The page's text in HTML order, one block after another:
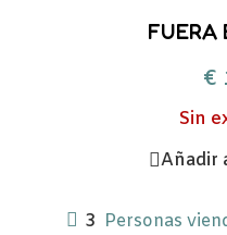
FUERA
€
Sin
Añadir
3 Personas